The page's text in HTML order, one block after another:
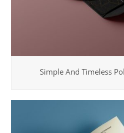
Simple And Timeless